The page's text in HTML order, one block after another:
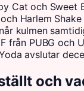
Cat och Sweet
Harlem
kulmen
från PUBG och
avslutar
och